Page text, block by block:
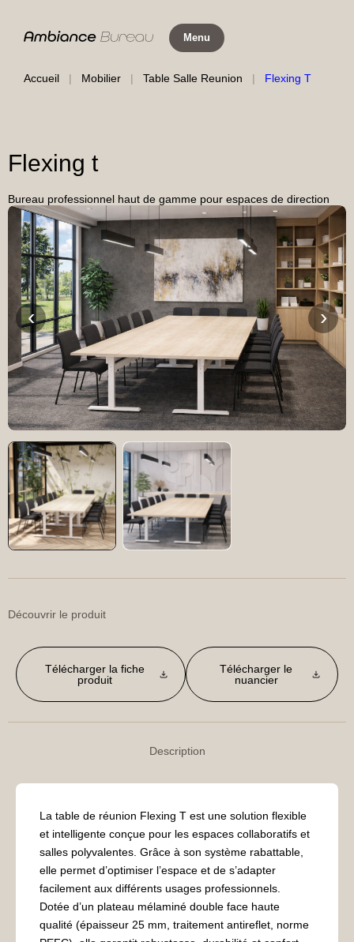
Menu
Accueil | Mobilier | Table Salle Reunion | Flexing T
Flexing t
Bureau professionnel haut de gamme pour espaces de direction
‹ ›
Découvrir le produit
Télécharger la fiche
produit
Télécharger le
nuancier
Description
La table de réunion Flexing T est une solution flexible
et intelligente conçue pour les espaces collaboratifs et
salles polyvalentes. Grâce à son système rabattable,
elle permet d’optimiser l’espace et de s’adapter
facilement aux différents usages professionnels.
Dotée d’un plateau mélaminé double face haute
qualité (épaisseur 25 mm, traitement antireflet, norme